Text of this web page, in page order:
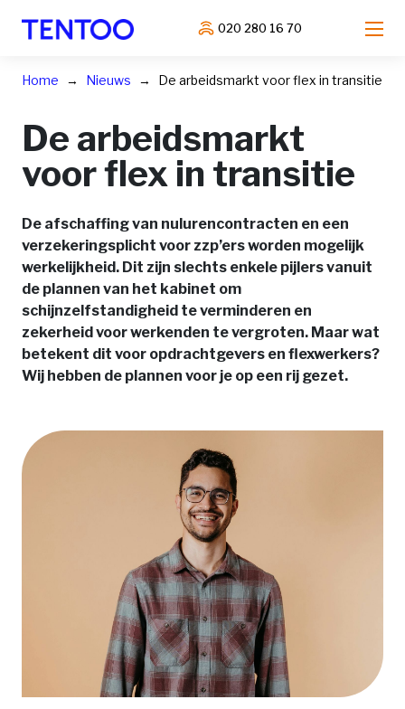
020 280 16 70
Home Nieuws De arbeidsmarkt voor flex in transitie
De arbeidsmarkt
voor flex in transitie
De afschaffing van nulurencontracten en een
verzekeringsplicht voor zzp’ers worden mogelijk
werkelijkheid. Dit zijn slechts enkele pijlers vanuit
de plannen van het kabinet om
schijnzelfstandigheid te verminderen en
zekerheid voor werkenden te vergroten. Maar wat
betekent dit voor opdrachtgevers en flexwerkers?
Wij hebben de plannen voor je op een rij gezet.